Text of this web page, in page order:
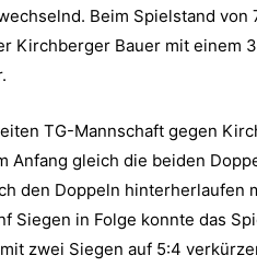
Beim Spielstand von
Kirchberger Bauer mit einem
TG-Mannschaft gegen
Anfang gleich die beiden
den Doppeln hinterherlaufen
Siegen in Folge konnte das
zwei Siegen auf 5:4